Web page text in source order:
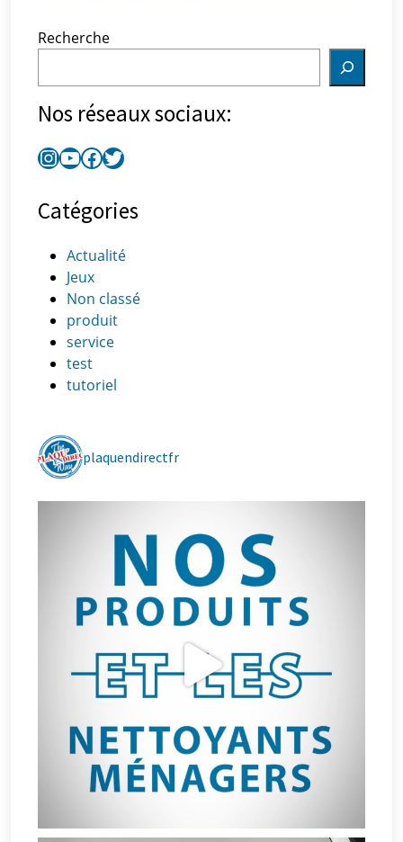
Recherche
Nos réseaux sociaux:
Catégories
Actualité
Jeux
Non classé
produit
service
test
tutoriel
plaquendirectfr